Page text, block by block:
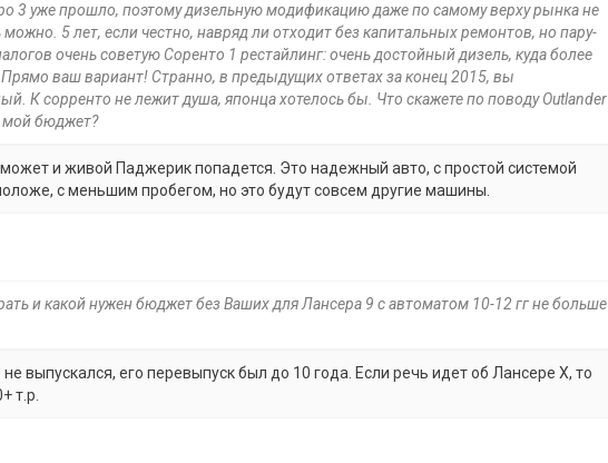
3 уже прошло, поэтому дизельную модификацию даже по самому верху рынка не
5 лет, если честно, навряд ли отходит без капитальных ремонтов, но пару-
очень советую Соренто 1 рестайлинг: очень достойный дизель, куда более
ваш вариант! Странно, в предыдущих ответах за конец 2015, вы
К сорренто не лежит душа, японца хотелось бы. Что скажете по поводу Outlander
мой бюджет?
и живой Паджерик попадется. Это надежный авто, с простой системой
с меньшим пробегом, но это будут совсем другие машины.
и какой нужен бюджет без Ваших для Лансера 9 с автоматом 10-12 гг не больше
выпускался, его перевыпуск был до 10 года. Если речь идет об Лансере Х, то
т.р.